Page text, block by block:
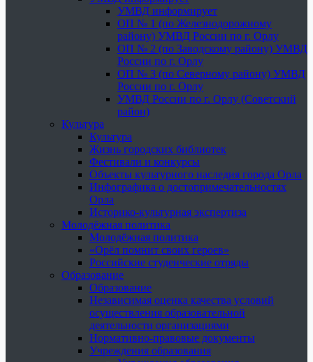
УМВД информирует
ОП № 1 (по Железнодорожному
району) УМВД России по г. Орлу
ОП № 2 (по Заводскому району) УМВД
России по г. Орлу
ОП № 3 (по Северному району) УМВД
России по г. Орлу
УМВД России по г. Орлу (Советский
район)
Культура
Культура
Жизнь городских библиотек
Фестивали и конкурсы
Объекты культурного наследия города Орла
Инфографика о достопримечательностях
Орла
Историко-культурная экспертиза
Молодёжная политика
Молодёжная политика
«Орёл помнит своих героев»
Российские студенческие отряды
Образование
Образование
Независимая оценка качества условий
осуществления образовательной
деятельности организациями
Нормативно-правовые документы
Учреждения образования